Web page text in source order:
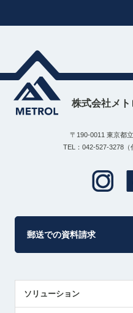
株式会社メト
〒190-0011 東京都
TEL：042-527-3278（
郵送での資料請求
ソリューション